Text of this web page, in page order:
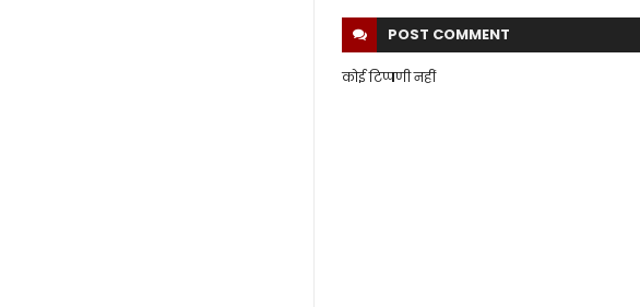
POST COMMENT
कोई टिप्पणी नहीं